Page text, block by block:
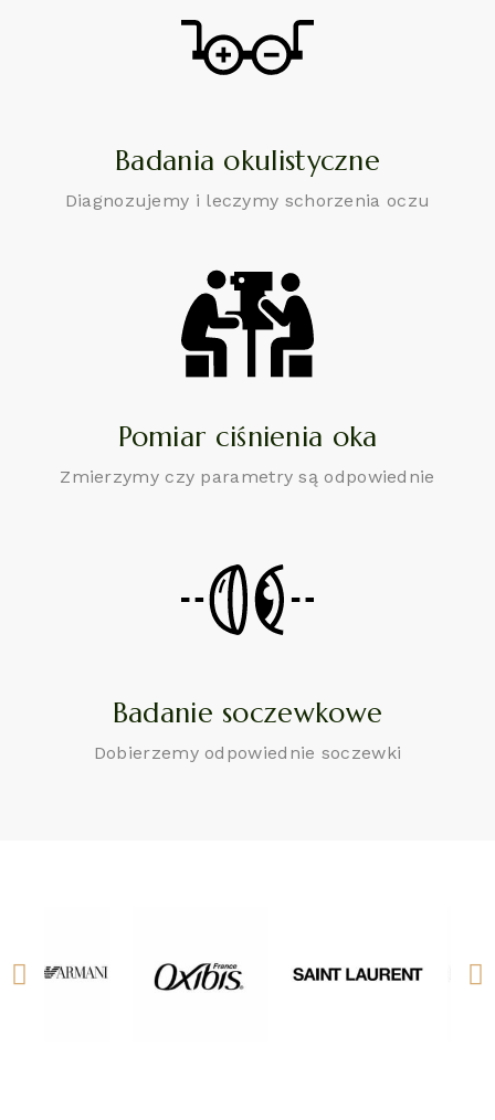
Badania okulistyczne
Diagnozujemy i leczymy schorzenia oczu
Pomiar ciśnienia oka
Zmierzymy czy parametry są odpowiednie
Badanie soczewkowe
Dobierzemy odpowiednie soczewki